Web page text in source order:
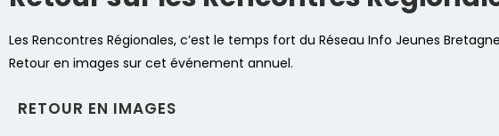
Les Rencontres Régionales, c’est le temps fort du Réseau Info Jeunes
Retour en images sur cet événement annuel.
RETOUR EN IMAGES